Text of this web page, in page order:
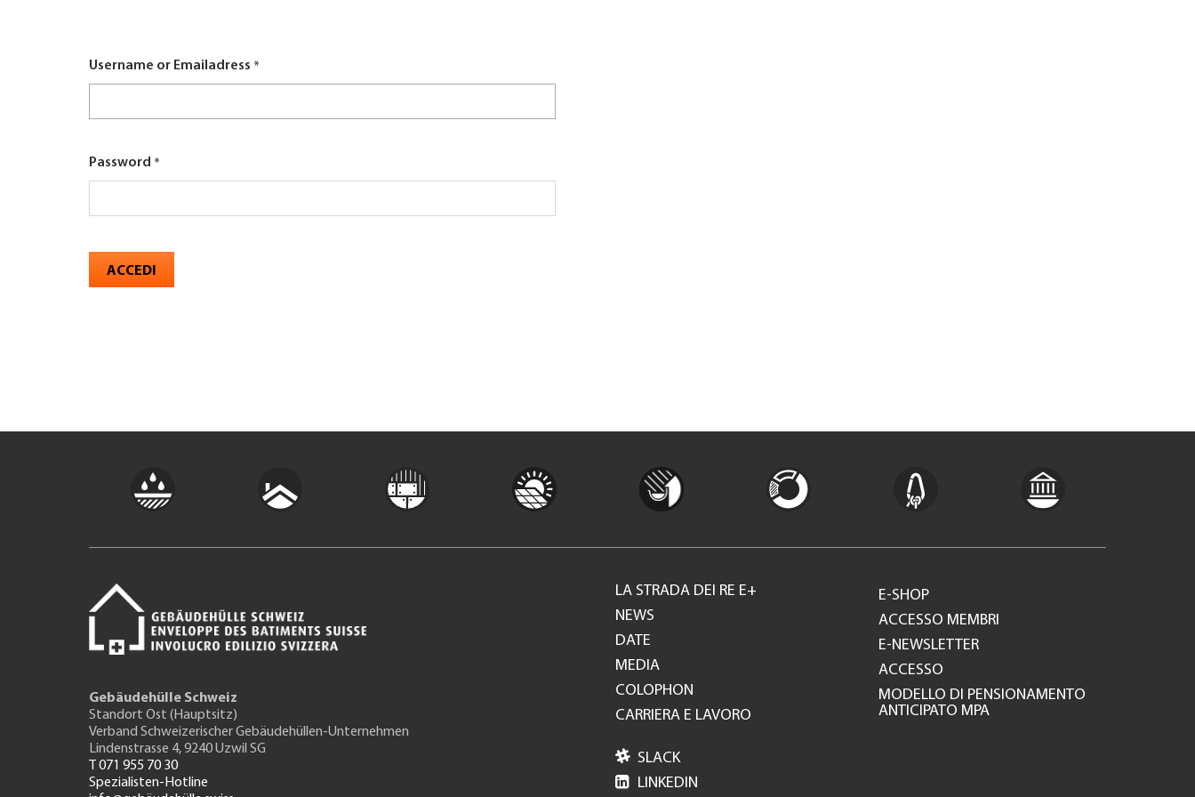
RIVISTA SPECIALIZZATA
Username or Emailadress
Password
ACCEDI
Gebäudehülle Schweiz
Standort Ost (Hauptsitz)
Verband Schweizerischer Gebäudehüllen-Unternehmen
Lindenstrasse 4, 9240 Uzwil SG
T 071 955 70 30
Spezialisten-Hotline
Footer
GH
LA STRADA DEI RE E+
NEWS
DATE
MEDIA
COLOPHON
CARRIERA E LAVORO
E-SHOP
ACCESSO MEMBRI
E-NEWSLETTER
ACCESSO
MODELLO DI PENSIONAMENTO
ANTICIPATO MPA
 SLACK
 LINKEDIN